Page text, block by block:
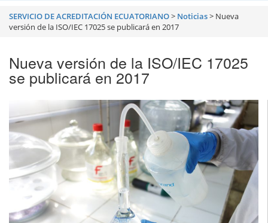
SERVICIO DE ACREDITACIÓN ECUATORIANO> Noticias> Nueva
versión de la ISO/IEC 17025 se publicará en 2017
Nueva versión de la ISO/IEC 17025
se publicará en 2017